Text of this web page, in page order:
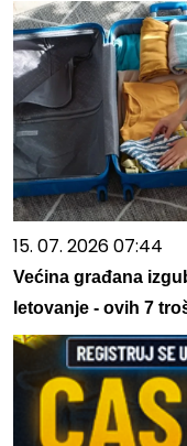
15. 07. 2026 07:44
Većina građana
letovanje - ovih 7